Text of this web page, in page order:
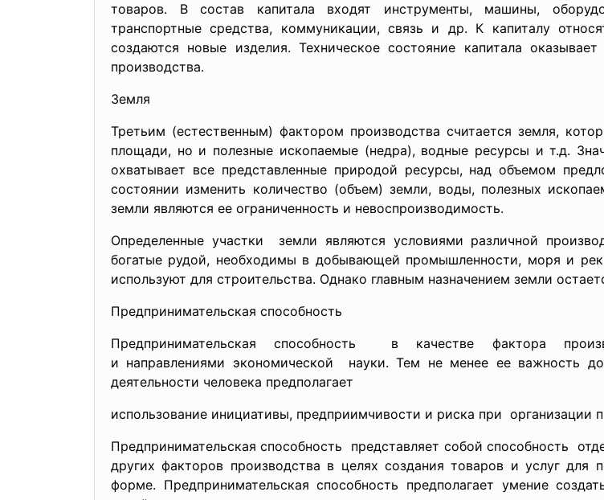
товаров. В состав капитала входят инструменты, машины,
транспортные средства, коммуникации, связь и др. К капиталу
создаются новые изделия. Техническое состояние капитала
производства.
Земля
Третьим (естественным) фактором производства считается земля,
площади, но и полезные ископаемые (недра), водные ресурсы и т.д.
охватывает все представленные природой ресурсы, над объемом
состоянии изменить количество (объем) земли, воды, полезных
земли являются ее ограниченность и невоспроизводимость.
Определенные участки земли являются условиями различной
богатые рудой, необходимы в добывающей промышленности, моря и
используют для строительства. Однако главным назначением земли
Предпринимательская способность
Предпринимательская способность в качестве фактора
и направлениями экономической науки. Тем не менее ее важность
деятельности человека предполагает
использование инициативы, предприимчивости и риска при организации
Предпринимательская способность представляет собой способность
других факторов производства в целях создания товаров и услуг
форме. Предпринимательская способность предполагает умение